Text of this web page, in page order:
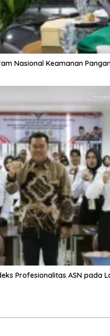
Nasional Keamanan
Profesionalitas ASN pada